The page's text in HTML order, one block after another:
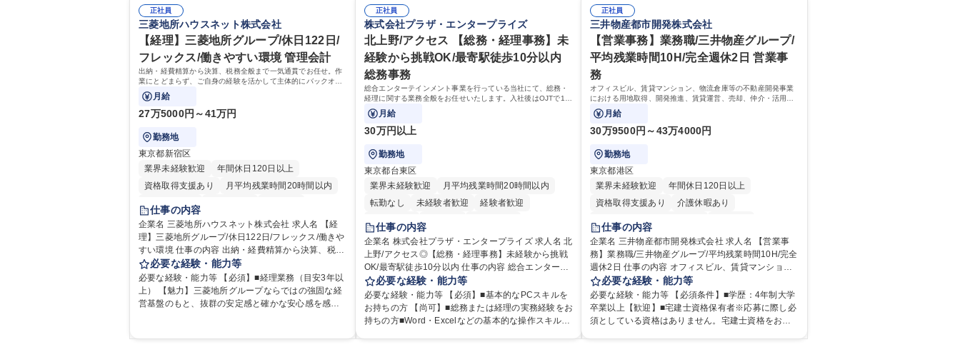
業者を通して行う輸出入業全般 ■倉庫との倉入れ調整
等 ※ゼネラリストとしてのキャリアアップを目指す
ことが可能です。単に商品を販売するだけでなく原
料の仕入れから販売までをトータルプロデュースし
ているため、商品に関わる全ての業務をサポート頂
きます。 募集職種 東京都中央区【営業事務・貿易事
週1日のリモート勤務も相談可能で、ワークライフバ
ランスを保ち長期就業しやすい環境です。 【当社の
強み】1991年の設立以来、外食産業を中心としたお
客様の多様なニーズに沿った冷凍水産物等の生産・
輸入・販売を一貫して手掛けています。自社工場と
海外拠点の強固な連携によるワンストップサービス
が最大の強みです。 学歴・資格 学歴：大学院 大学
語学力：英語 資格：
ート ■AMED等公的研究費の申請・報告書類作成補助
および経費管理 ■社内外関係者との連絡調整・その他
研究開発に関わる総務・庶務 募集職種 研究事務【フ
ルリモート・時短勤務可】
請・執行管理経験 ■英語での文書読解・メール対応力
【働き方について】フルリモートやハイブリッド勤
務、時短勤務など個々のライフスタイルに応じた柔
軟な働き方が可能です。育児や介護との両立も応援
します。 学歴・資格 学歴：大学院 大学 語学力： 資
格：
運営、新宿駅西口広場の「イベントコーナー」など
の管理運営 ■道路部門：整備の急がれる骨格幹線道路
や木造住宅密集地域の特定整備路線の用地取得、道
路に関する普及啓発事業、都内の道路施設や道路工
事現場の見学ツアー事業 ※入社後は上記いずれかの
部門へ配属。※業務内容変更の範囲：会社の定める
業務 募集職種 【都庁グループ】総合職（事務）◇残
業月平均9時間未満／有給年平均16日取得
携われる：総合職（事務）では、駐車場の管理運営
や道路用地の取得、公益財団法人の中枢を担う管理
部門など多岐に渡る業務を経験できます。 ■様々なプ
ロジェクト：駐車場事業の他、新宿駅西口広場内に
設置された照明を兼ねた広告「ブライトサイン」の
管理運営を行うなど、事業収益を生み出す活動を積
極的に行っています。 学歴・資格 学歴：大学院 大学
高専 短大 専修学校 高校 語学力： 資格：
正社員
三菱地所ハウスネット株式会社
【経理】三菱地所グループ/休日122日/
フレックス/働きやすい環境 管理会計
出納・経費精算から決算、税務全般まで一気通貫でお任せ。作
業にとどまらず、ご自身の経験を活かして主体的にバックオフ
ィスを支えるポジションです。
月給
27万5000円～41万円
勤務地
東京都新宿区
業界未経験歓迎
年間休日120日以上
資格取得支援あり
月平均残業時間20時間以内
時短勤務あり
完全週休2日制
交通費支給 寮・社宅あり
仕事の内容
企業名 三菱地所ハウスネット株式会社 求人名 【経
理】三菱地所グループ/休日122日/フレックス/働きや
すい環境 仕事の内容 出納・経費精算から決算、税務
全般まで一気通貫でお任せ。作業にとどまらず、ご
自身の経験を活かして主体的にバックオフィスを支
えるポジションです。 経理業務全般をお任せしま
す。 ■出納業務（日々の入出金、経費精算業務） ■管
日122日/フレックス/働きやすい環境
必要な経験・能力等
必要な経験・能力等 【必須】■経理業務（目安3年以
上） 【魅力】三菱地所グループならではの強固な経
営基盤のもと、抜群の安定感と確かな安心感を感じ
業務効率化を推進中。ワークライフバランスの実現
正社員
株式会社プラザ・エンタープライズ
北上野/アクセス 【総務・経理事務】未
経験から挑戦OK/最寄駅徒歩10分以内
総務事務
総合エンターテインメント事業を行っている当社にて、総務・
経理に関する業務全般をお任せいたします。入社後はOJTで1つ
ひとつ業務を覚えることができ、未経験からでも安心してスタ
ートできる環境です。
月給
30万円以上
勤務地
東京都台東区
業界未経験歓迎
月平均残業時間20時間以内
転勤なし
未経験者歓迎
経験者歓迎
退職金あり
仕事の内容
企業名 株式会社プラザ・エンタープライズ 求人名 北
上野/アクセス◎【総務・経理事務】未経験から挑戦
OK/最寄駅徒歩10分以内 仕事の内容 総合エンターテ
インメント事業を行っている当社にて、総務・経理
に関する業務全般をお任せいたします。入社後はOJT
で1つひとつ業務を覚えることができ、未経験からで
も安心してスタートできる環境です。 総務・経理と
必要な経験・能力等
必要な経験・能力等 【必須】■基本的なPCスキルを
お持ちの方 【尚可】■総務または経理の実務経験をお
持ちの方■Word・Excelなどの基本的な操作スキルを
正社員
三井物産都市開発株式会社
【営業事務】業務職/三井物産グループ/
平均残業時間10H/完全週休2日 営業事
務
オフィスビル、賃貸マンション、物流倉庫等の不動産開発事業
における用地取得、開発推進、賃貸運営、売却、仲介・活用提
案等を行う営業部門において事務業務を担当いただきます。
月給
30万9500円～43万4000円
勤務地
東京都港区
業界未経験歓迎
年間休日120日以上
資格取得支援あり
介護休暇あり
月平均残業時間20時間以内
退職金あり
在宅OK 賞与あり
育休あり
完全週休2日制
交通費支給
駅近5分以内
土日祝休み
寮・社宅あり
仕事の内容
企業名 三井物産都市開発株式会社 求人名 【営業事
務】業務職/三井物産グループ/平均残業時間10H/完全
週休2日 仕事の内容 オフィスビル、賃貸マンショ
ン、物流倉庫等の不動産開発事業における用地取
得、開発推進、賃貸運営、売却、仲介・活用提案等
を行う営業部門において事務業務を担当いただきま
す。 【詳細】・契約書管理、契約書製本、捺印対
必要な経験・能力等
必要な経験・能力等 【必須条件】■学歴：4年制大学
卒業以上【歓迎】■宅建士資格保有者※応募に際し必
須としている資格はありません。宅建士資格をお持